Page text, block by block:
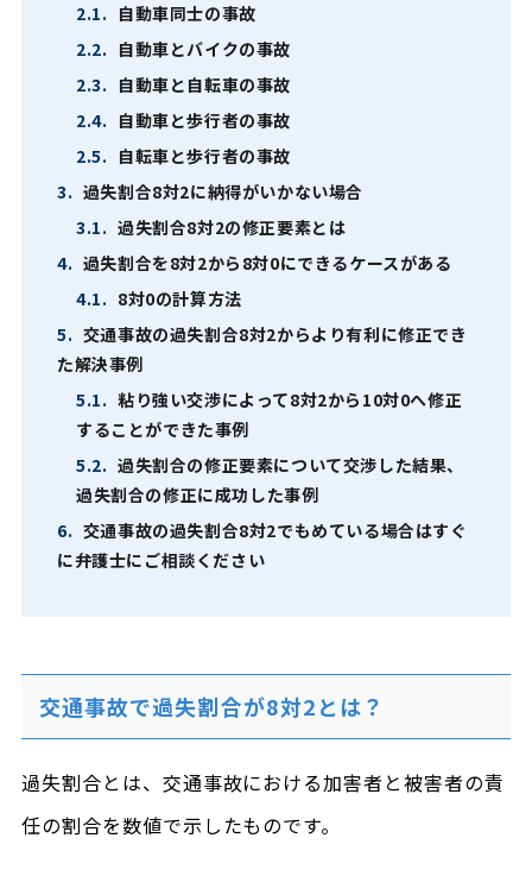
2.1. 自動車同士の事故
2.2. 自動車とバイクの事故
2.3. 自動車と自転車の事故
2.4. 自動車と歩行者の事故
2.5. 自転車と歩行者の事故
3. 過失割合8対2に納得がいかない場合
3.1. 過失割合8対2の修正要素とは
4. 過失割合を8対2から8対0にできるケースがある
4.1. 8対0の計算方法
5. 交通事故の過失割合8対2からより有利に修正でき
た解決事例
5.1. 粘り強い交渉によって8対2から10対0へ修正
することができた事例
5.2. 過失割合の修正要素について交渉した結果、
過失割合の修正に成功した事例
6. 交通事故の過失割合8対2でもめている場合はすぐ
に弁護士にご相談ください
交通事故で過失割合が8対2とは？
過失割合とは、交通事故における加害者と被害者の責
任の割合を数値で示したものです。